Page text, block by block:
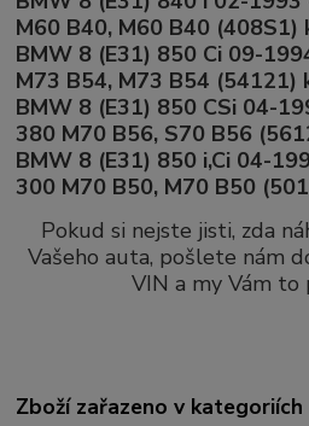
M60 B40, M60 B40 (408S1)
BMW 8 (E31) 850 Ci 09-
M73 B54, M73 B54 (54121)
BMW 8 (E31) 850 CSi 04-
380 M70 B56, S70 B56
BMW 8 (E31) 850 i,Ci 04-
300 M70 B50, M70 B50
Pokud si nejste jisti, zda
Vašeho auta, pošlete nám
VIN a my Vám to
Zboží zařazeno v kategoriích